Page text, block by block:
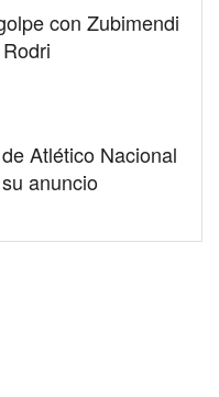
con Zubimendi
Atlético Nacional
anuncio